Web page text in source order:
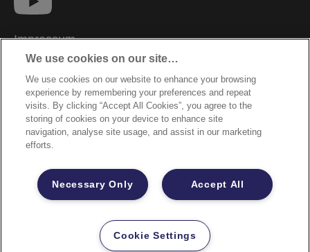
Impressum
Datenschutzhinweise
Datenzugriffsberechtigung
Sicherheitsdatenblätter
Cookie Richtlinie
Rechtliche Hinweise
Garantiebestimmungen
Site Map
©2026 ACCO Brands
We use cookies on our site…
We use cookies on our website to enhance your browsing
experience by remembering your preferences and repeat
visits. By clicking “Accept All Cookies”, you agree to the
storing of cookies on your device to enhance site
navigation, analyse site usage, and assist in our marketing
efforts.
Accept All
Necessary Only
Cookie Settings